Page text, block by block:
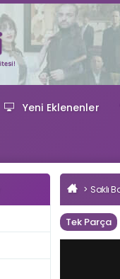
Yeni Eklenenler
Saklı
Tek Parça